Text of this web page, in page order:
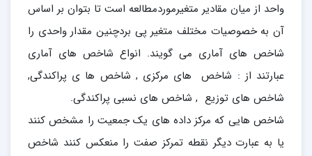
واحد از میان مقادیر متغیرموردمطالعه است تا بتوان بر اساس
آن به خصوصیات مختلف متغیر پی بردچنین مقدار واحدی را
شاخص های آماری می گویند. انواع شاخص های آماری
عبارتند از : شاخص های مرکزی , شاخص ها ی پراکندگی,
شاخص های توزیع , شاخص های نسبی پراکندگی.
شاخص هایی که مرکز داده های یک جمعیت را مشخص کنند
یا به عبارت دیگر نقطه تمرکز صفت را منعکس کنند شاخص